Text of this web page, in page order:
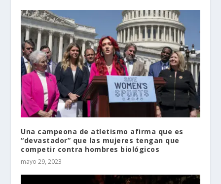
Una campeona de atletismo afirma que es
“devastador” que las mujeres tengan que
competir contra hombres biológicos
mayo 29, 2023